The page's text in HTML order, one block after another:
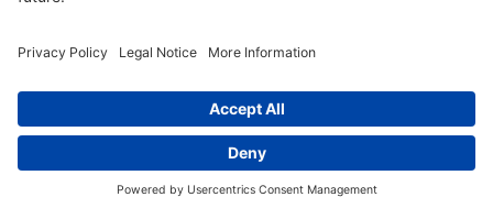
© 2026 k/c/e Marketing GmbH –Impressum